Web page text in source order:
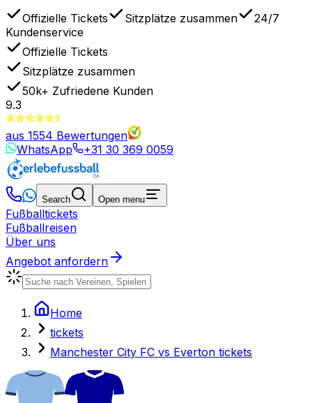
Offizielle Tickets Sitzplätze zusammen
24/7
Kundenservice
Offizielle Tickets
Sitzplätze zusammen
50k+ Zufriedene Kunden
9.3
aus 1554 Bewertungen
WhatsApp
+31 30 369 0059
Search Open menu
Fußballtickets
Fußballreisen
Über uns
Angebot anfordern
Home
tickets
Manchester City FC vs Everton tickets